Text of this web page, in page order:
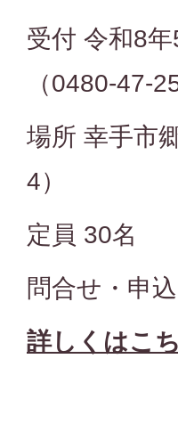
受付 令和8
（0480-47-
場所 幸手市
4）
定員 30名
問合せ・申
詳しくはこ